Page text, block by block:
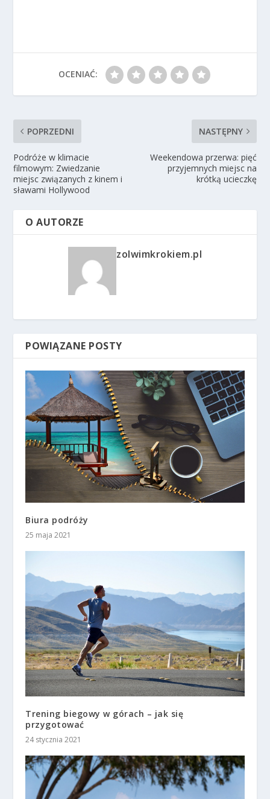
OCENIAĆ:
POPRZEDNI
Podróże w klimacie
filmowym: Zwiedzanie
miejsc związanych z kinem i
sławami Hollywood
NASTĘPNY
Weekendowa przerwa: pięć
przyjemnych miejsc na
krótką ucieczkę
O AUTORZE
zolwimkrokiem.pl
POWIĄZANE POSTY
Biura podróży
25 maja 2021
Trening biegowy w górach – jak się
przygotować
24 stycznia 2021